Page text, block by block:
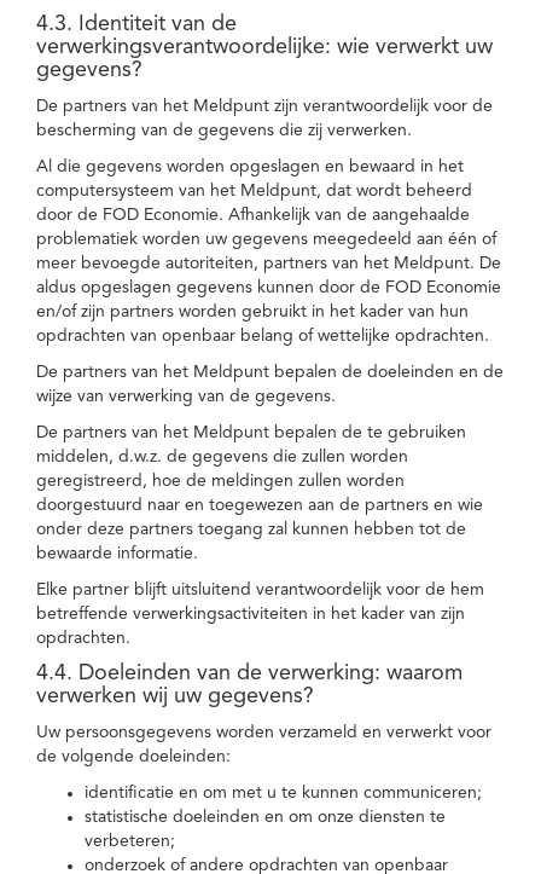
4.3. Identiteit van de
verwerkingsverantwoordelijke: wie verwerkt uw
gegevens?
De partners van het Meldpunt zijn verantwoordelijk voor de
bescherming van de gegevens die zij verwerken.
Al die gegevens worden opgeslagen en bewaard in het
computersysteem van het Meldpunt, dat wordt beheerd
door de FOD Economie. Afhankelijk van de aangehaalde
problematiek worden uw gegevens meegedeeld aan één of
meer bevoegde autoriteiten, partners van het Meldpunt. De
aldus opgeslagen gegevens kunnen door de FOD Economie
en/of zijn partners worden gebruikt in het kader van hun
opdrachten van openbaar belang of wettelijke opdrachten.
De partners van het Meldpunt bepalen de doeleinden en de
wijze van verwerking van de gegevens.
De partners van het Meldpunt bepalen de te gebruiken
middelen, d.w.z. de gegevens die zullen worden
geregistreerd, hoe de meldingen zullen worden
doorgestuurd naar en toegewezen aan de partners en wie
onder deze partners toegang zal kunnen hebben tot de
bewaarde informatie.
Elke partner blijft uitsluitend verantwoordelijk voor de hem
betreffende verwerkingsactiviteiten in het kader van zijn
opdrachten.
4.4. Doeleinden van de verwerking: waarom
verwerken wij uw gegevens?
Uw persoonsgegevens worden verzameld en verwerkt voor
de volgende doeleinden:
identificatie en om met u te kunnen communiceren;
statistische doeleinden en om onze diensten te
verbeteren;
onderzoek of andere opdrachten van openbaar